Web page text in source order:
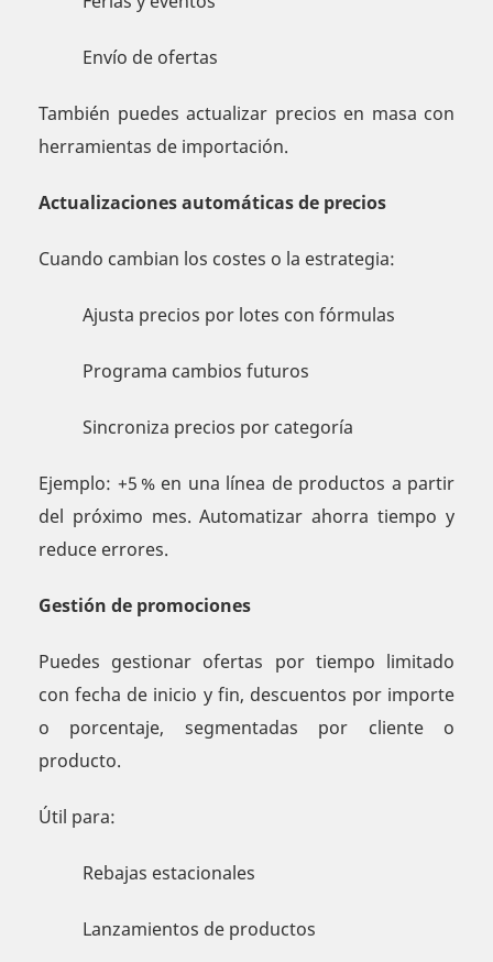
Envío de ofertas
También puedes actualizar precios en masa con
herramientas de importación.
Actualizaciones automáticas de precios
Cuando cambian los costes o la estrategia:
Ajusta precios por lotes con fórmulas
Programa cambios futuros
Sincroniza precios por categoría
Ejemplo: +5 % en una línea de productos a partir
del próximo mes. Automatizar ahorra tiempo y
reduce errores.
Gestión de promociones
Puedes gestionar ofertas por tiempo limitado
con fecha de inicio y fin, descuentos por importe
o porcentaje, segmentadas por cliente o
producto.
Útil para:
Rebajas estacionales
Lanzamientos de productos